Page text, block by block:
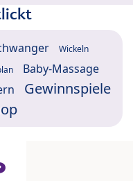
Wickeln
Baby-Massage
Gewinnspiele